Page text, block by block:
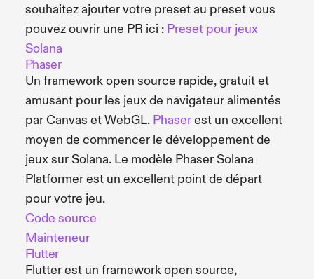
souhaitez ajouter votre preset au preset vous
pouvez ouvrir une PR ici : Preset pour jeux
Solana
Phaser
Un framework open source rapide, gratuit et
amusant pour les jeux de navigateur alimentés
par Canvas et WebGL. Phaserest un excellent
moyen de commencer le développement de
jeux sur Solana. Le modèle Phaser Solana
Platformer est un excellent point de départ
pour votre jeu.
Code source
Mainteneur
Flutter
Flutter est un framework open source,